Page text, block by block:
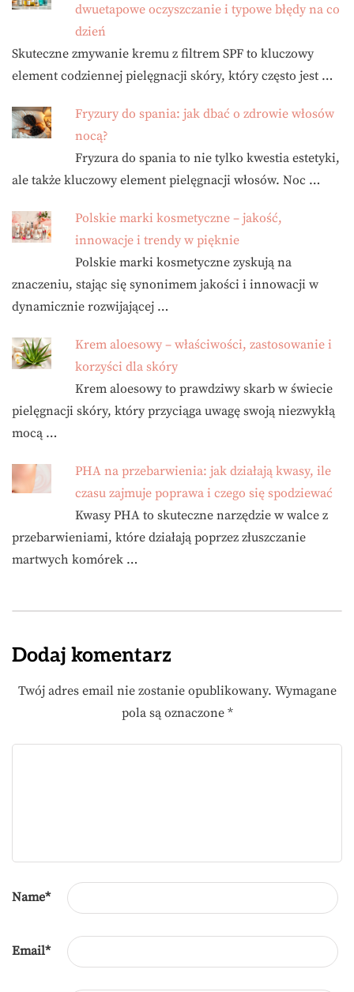
dwuetapowe oczyszczanie i typowe błędy na co
dzień
Skuteczne zmywanie kremu z filtrem SPF to kluczowy
element codziennej pielęgnacji skóry, który często jest …
Fryzury do spania: jak dbać o zdrowie włosów
nocą?
Fryzura do spania to nie tylko kwestia estetyki,
ale także kluczowy element pielęgnacji włosów. Noc …
Polskie marki kosmetyczne – jakość,
innowacje i trendy w pięknie
Polskie marki kosmetyczne zyskują na
znaczeniu, stając się synonimem jakości i innowacji w
dynamicznie rozwijającej …
Krem aloesowy – właściwości, zastosowanie i
korzyści dla skóry
Krem aloesowy to prawdziwy skarb w świecie
pielęgnacji skóry, który przyciąga uwagę swoją niezwykłą
mocą …
PHA na przebarwienia: jak działają kwasy, ile
czasu zajmuje poprawa i czego się spodziewać
Kwasy PHA to skuteczne narzędzie w walce z
przebarwieniami, które działają poprzez złuszczanie
martwych komórek …
Dodaj komentarz
Twój adres email nie zostanie opublikowany. Wymagane
pola są oznaczone *
Name*
Email*